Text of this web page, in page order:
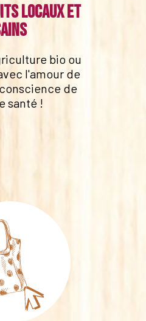
locaux et
bio ou
l'amour de
de
santé !